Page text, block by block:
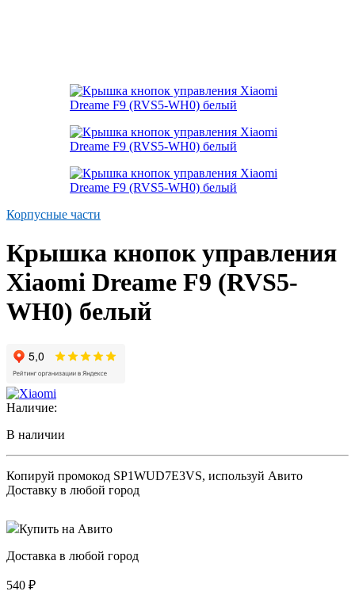
Корпусные части
Крышка кнопок управления
Xiaomi Dreame F9 (RVS5-
WH0) белый
Наличие:
В наличии
Копируй промокод SP1WUD7E3VS, используй Авито
Доставку в любой город
Купить на Авито
Доставка в любой город
540 ₽